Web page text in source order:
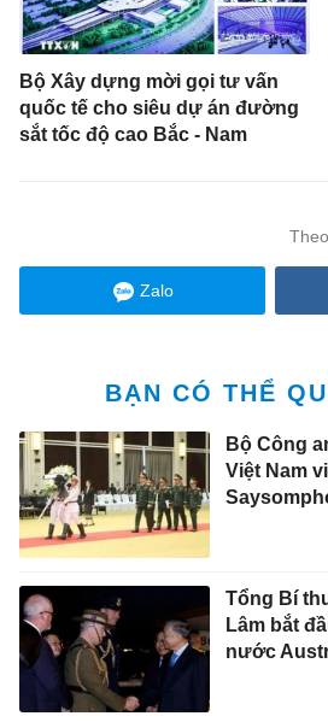
Bộ Xây dựng mời gọi tư vấn
quốc tế cho siêu dự án đường
sắt tốc độ cao Bắc - Nam
Zalo
BẠN CÓ THỂ
Bộ Công
Việt Nam
Tổng Bí
Lâm bắt
nước